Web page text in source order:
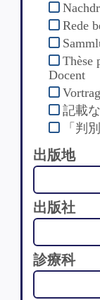
Rede
Thèse
Docent
Vortrag
記載
「判
出版地
出版社
診療科